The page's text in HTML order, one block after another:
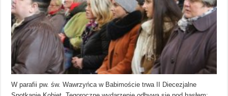
W parafii pw. św. Wawrzyńca w Babimoście trwa II Diecezjalne